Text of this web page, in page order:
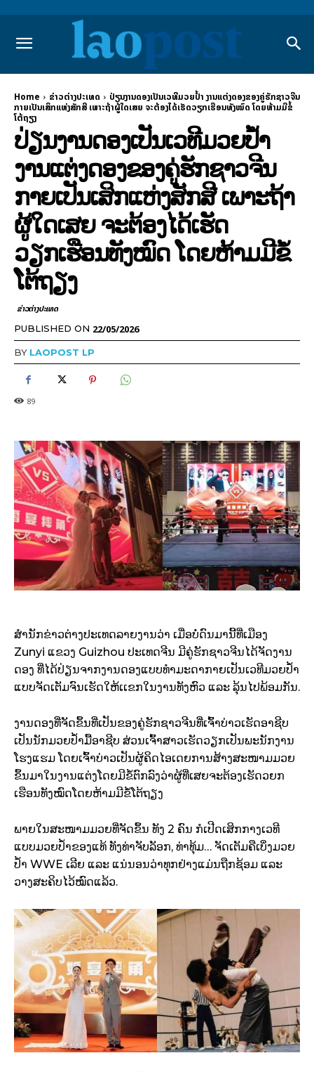
Home ຂ່າວຕ່າງປະເທດ
ປ່ຽນງານດອງເປັນເວທີມວຍປໍ້າ ງານແຕ່ງດອງຂອງຄູ່ຮັກຊາວຈີນ
ກາຍເປັນເສິກແຫ່ງສັກສີ ເພາະຖ້າຜູ້ໃດເສຍ ຈະຕ້ອງໄດ້ເຮັດວຽກເຮືອນທັງໝົດ ໂດຍຫ້າມມີຂໍ້
ໂຕ້ຖຽງ
ປ່ຽນງານດອງເປັນເວທີມວຍປໍ້າ
ງານແຕ່ງດອງຂອງຄູ່ຮັກຊາວຈີນ
ກາຍເປັນເສິກແຫ່ງສັກສີ ເພາະຖ້າ
ຜູ້ໃດເສຍ ຈະຕ້ອງໄດ້ເຮັດ
ວຽກເຮືອນທັງໝົດ ໂດຍຫ້າມມີຂໍ້
ໂຕ້ຖຽງ
ຂ່າວຕ່າງປະເທດ
PUBLISHED ON 22/05/2026
BY LAOPOST LP
89
ສຳນັກຂ່າວຕ່າງປະເທດລາຍງານວ່າ ເມື່ອບໍ່ດົນມານີ້ທີ່ເມືອງ
Zunyi ແຂວງ Guizhou ປະເທດຈີນ ມີຄູ່ຮັກຊາວຈີນໄດ້ຈັດງານ
ດອງ ທີ່ໄດ້ປ່ຽນຈາກງານດອງແບບທຳມະດາກາຍເປັນເວທີມວຍປໍ້າ
ແບບຈັດເຕັມຈົນເຮັດໃຫ້ເເຂກໃນງານທັງຫົວ ແລະ ລຸ້ນໄປພ້ອມກັນ.
ງານດອງທີ່ຈັດຂຶ້ນທີ່ເປັນຂອງຄູ່ຮັກຊາວຈີນທີ່ເຈົ້າບ່າວເຮັດອາຊີບ
ເປັນນັກມວຍປໍ້າມື້ອາຊີບ ສ່ວນເຈົ້າສາວເຮັດວຽກເປັນພະນັກງານ
ໂຮງແຮມ ໂດຍເຈົ້າບ່າວເປັນຜູ້ຄິດໄອເດຍການສ້າງສະໜາມມວຍ
ຂຶ້ນມາໃນງານແຕ່ງໂດຍມີຂໍ້ຕົກລົງວ່າຜູ້ທີ່ເສຍຈະຕ້ອງເຮັດວຍກ
ເຮືອນທັງໝົດໂດຍຫ້າມມີຂໍ້ໂຕ້ຖຽງ
ພາຍໃນສະໜາມມວຍທີ່ຈັດຂຶ້ນ ທັງ 2 ຄົນ ກໍເປີດເສິກກາງເວທີ
ແບບມວຍປ້ຳຂອງແທ້ ທັງທ່າຈັບລັອກ, ທ່າທຸ້ມ… ຈັດເຕັມຄືເບິ່ງມວຍ
ປໍ້າ WWE ເລີຍ ແລະ ແນ່ນອນວ່າທຸກຢ່າງແມ່ນຖືກຊ້ອມ ແລະ
ວາງສະຄິບໄວ້ໝົດແລ້ວ.